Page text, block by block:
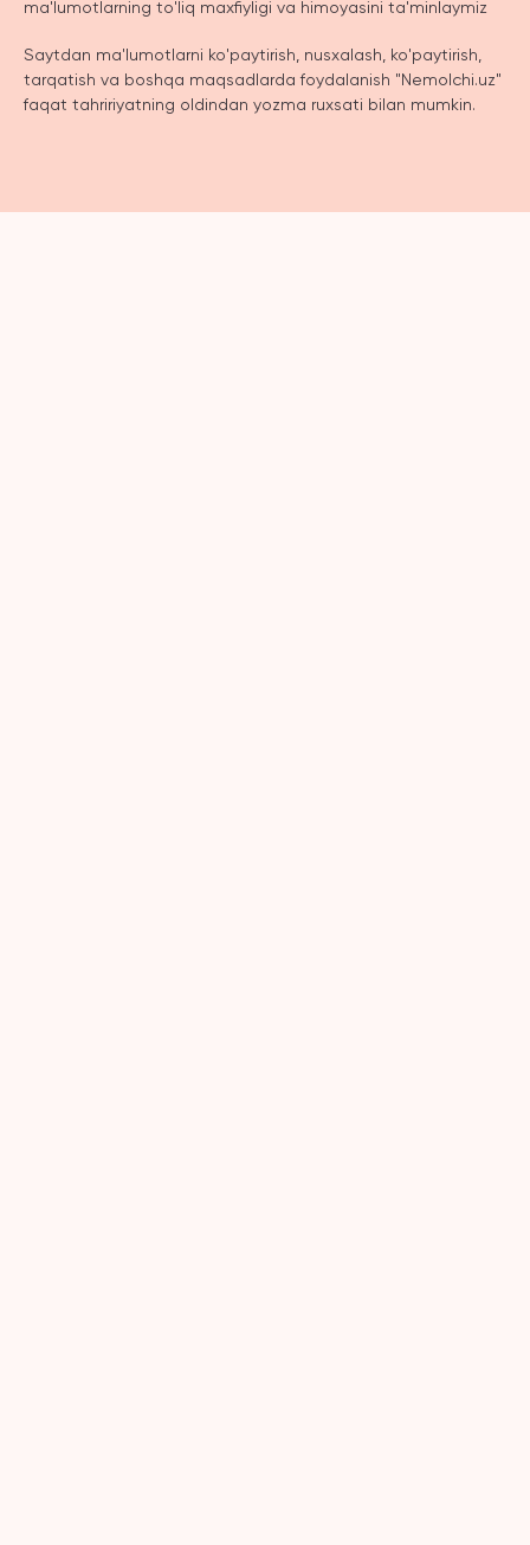
ma'lumotlarning to'liq maxfiyligi va himoyasini ta'minlaymiz
Saytdan ma'lumotlarni ko'paytirish, nusxalash, ko'paytirish,
tarqatish va boshqa maqsadlarda foydalanish "Nemolchi.uz"
faqat tahririyatning oldindan yozma ruxsati bilan mumkin.